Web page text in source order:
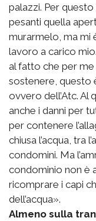
palazzi. Per
pesanti quella
murarmelo, ma mi
lavoro a carico
al fatto che per me
sostenere, questo
ovvero dell’Atc. Al
anche i danni per
per contenere
chiusa l’acqua, tra
condomini. Ma
condominio non è
ricomprare i capi
dell’acqua».
Almeno sulla